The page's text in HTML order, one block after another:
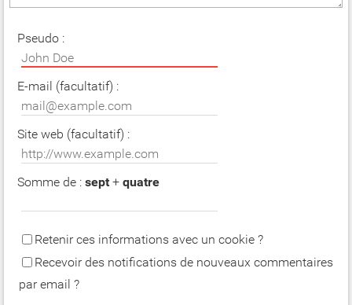
Pseudo :
E-mail (facultatif) :
Site web (facultatif) :
Somme de : sept + quatre
Retenir ces informations avec un cookie ?
Recevoir des notifications de nouveaux commentaires
par email ?